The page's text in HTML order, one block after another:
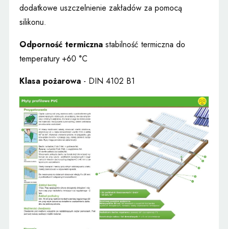
dodatkowe uszczelnienie zakładów za pomocą
silikonu.
Odporność termicznastabilność termiczna do
temperatury +60 °C
Klasa pożarowa- DIN 4102 B1